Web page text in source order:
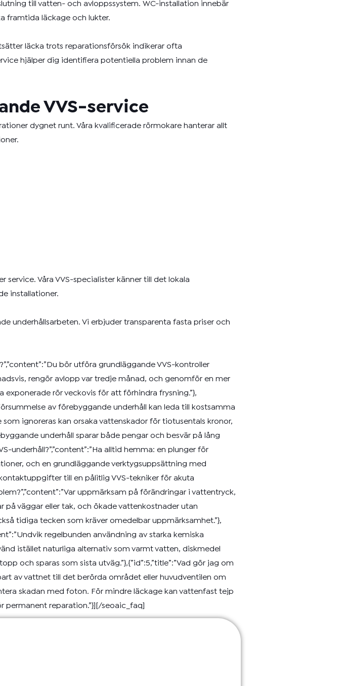
till vatten- och avloppssystem. WC-installation innebär
framtida läckage och lukter.
läcka trots reparationsförsök indikerar ofta
hjälper dig identifiera potentiella problem innan de
VVS-service
dygnet runt. Våra kvalificerade rörmokare hanterar allt
Våra VVS-specialister känner till det lokala
installationer.
underhållsarbeten. Vi erbjuder transparenta fasta priser och
bör utföra grundläggande VVS-kontroller
rengör avlopp var tredje månad, och genomför en mer
rör veckovis för att förhindra frysning.”},
av förebyggande underhåll kan leda till kostsamma
ignoreras kan orsaka vattenskador för tiotusentals kronor,
underhåll sparar både pengar och besvär på lång
underhåll?”,”content”:”Ha alltid hemma: en plunger för
och en grundläggande verktygsuppsättning med
till en pålitlig VVS-tekniker för akuta
uppmärksam på förändringar i vattentryck,
väggar eller tak, och ökade vattenkostnader utan
tidiga tecken som kräver omedelbar uppmärksamhet.”},
regelbunden användning av starka kemiska
istället naturliga alternativ som varmt vatten, diskmedel
och sparas som sista utväg.”},{”id”:5,”title”:”Vad gör jag om
av vattnet till det berörda området eller huvudventilen om
skadan med foton. För mindre läckage kan vattenfast tejp
reparation.”}][/seoaic_faq]